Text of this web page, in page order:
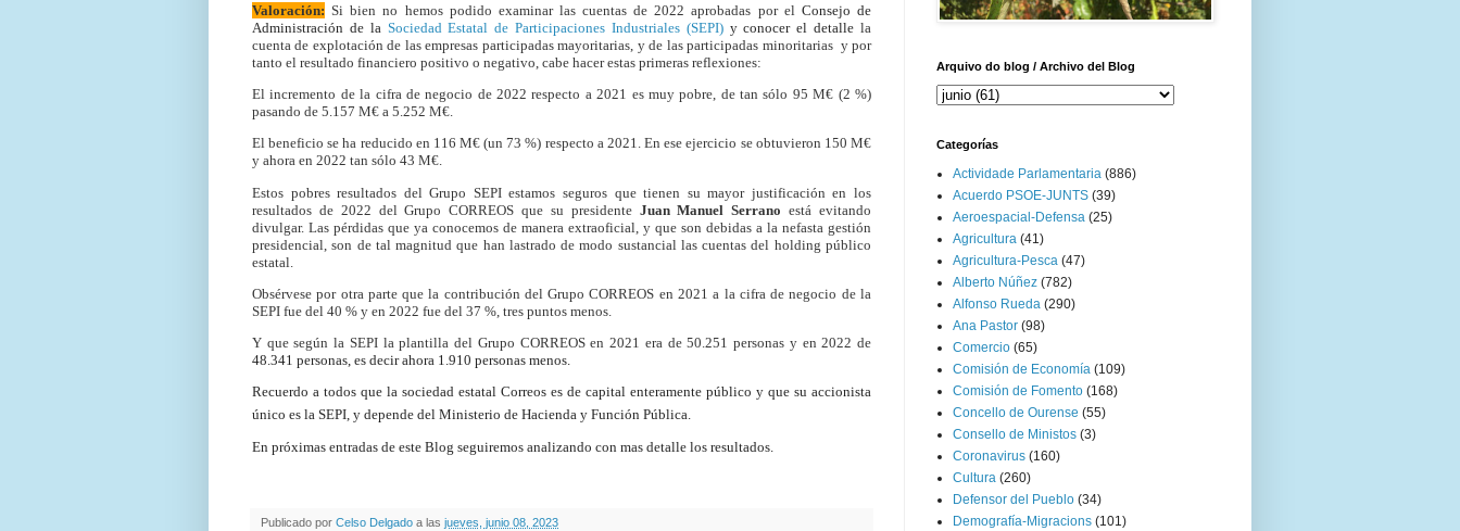
Valoración: Si bien no hemos podido examinar las cuentas de 2022 aprobadas por el Consejo de
Administración de la Sociedad Estatal de Participaciones Industriales (SEPI)y conocer el detallela
cuenta de explotación de las empresas participadas mayoritarias, y de las participadas minoritarias y por
tanto el resultado financiero positivo o negativo, cabe hacer estas primeras reflexiones:
El incremento de la cifra de negocio de 2022 respecto a 2021 es muy pobre, de tan sólo 95 M€ (2 %)
pasando de 5.157 M€ a 5.252 M€.
El beneficio se ha reducido en 116 M€ (un 73 %) respecto a 2021. En ese ejercicio se obtuvieron 150 M€
y ahora en 2022 tan sólo 43 M€.
Estos pobres resultados del Grupo SEPI estamos seguros que tienen su mayor justificación en los
resultados de 2022 del Grupo CORREOS que su presidente Juan Manuel Serrano está evitando
divulgar. Las pérdidas que ya conocemos de manera extraoficial, y que son debidas a la nefasta gestión
presidencial, son de tal magnitud que han lastrado de modo sustancial las cuentas del holding público
estatal.
Obsérvese por otra parte que la contribución del Grupo CORREOS en 2021 a la cifra de negocio de la
SEPI fue del 40 % y en 2022 fue del 37 %, tres puntos menos.
Y que según la SEPI la plantilla del Grupo CORREOS en 2021 era de 50.251 personas y en 2022 de
48.341 personas, es decir ahora 1.910 personas menos.
Recuerdo a todos que la sociedad estatal Correos es de capital enteramente público y que su accionista
único es la SEPI, y depende del Ministerio de Hacienda y Función Pública.
En próximas entradas de este Blog seguiremos analizando con mas detalle los resultados.
Publicado por Celso Delgado a las jueves, junio 08, 2023
Arquivo do blog / Archivo del Blog
Categorías
Actividade Parlamentaria (886)
Acuerdo PSOE-JUNTS (39)
Aeroespacial-Defensa (25)
Agricultura (41)
Agricultura-Pesca (47)
Alberto Núñez (782)
Alfonso Rueda (290)
Ana Pastor (98)
Comercio (65)
Comisión de Economía (109)
Comisión de Fomento (168)
Concello de Ourense (55)
Consello de Ministos (3)
Coronavirus (160)
Cultura (260)
Defensor del Pueblo (34)
Demografía-Migracions (101)